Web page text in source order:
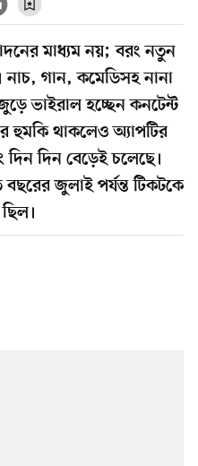
মাধ্যম নয়; বরং নতুন
নাচ, গান, কমেডিসহ নানা
ভাইরাল হচ্ছেন কনটেন্ট
হুমকি থাকলেও অ্যাপটির
দিন বেড়েই চলেছে।
জুলাই পর্যন্ত টিকটকে